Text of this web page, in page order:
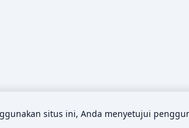
situs ini, Anda menyetujui